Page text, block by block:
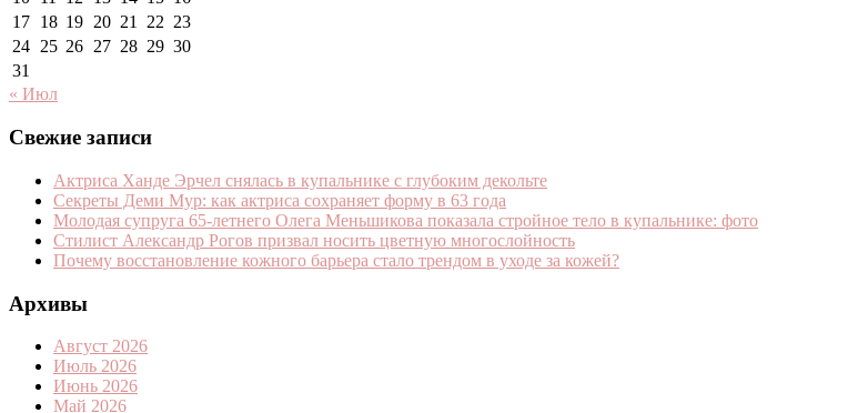
17 18 19 20 21 22 23
24 25 26 27 28 29 30
31
« Июл
Свежие записи
Актриса Ханде Эрчел снялась в купальнике с глубоким декольте
Секреты Деми Мур: как актриса сохраняет форму в 63 года
Молодая супруга 65-летнего Олега Меньшикова показала стройное тело в купальнике: фото
Стилист Александр Рогов призвал носить цветную многослойность
Почему восстановление кожного барьера стало трендом в уходе за кожей?
Архивы
Август 2026
Июль 2026
Июнь 2026
Май 2026